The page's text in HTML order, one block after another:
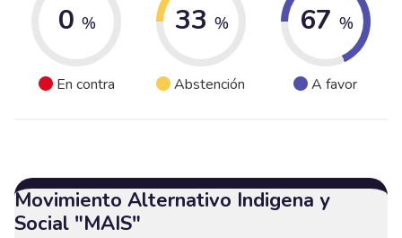
0 %
En contra
33 %
Abstención
67 %
A favor
Movimiento Alternativo Indigena y
Social "MAIS"